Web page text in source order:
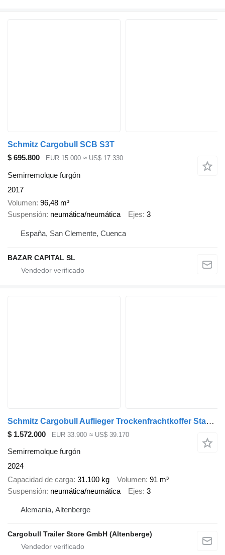
Schmitz Cargobull SCB S3T
$ 695.800
EUR 15.000 ≈ US$ 17.330
Semirremolque furgón
2017
Volumen 96,48 m³
Suspensión neumática/neumática Ejes 3
España, San Clemente, Cuenca
BAZAR CAPITAL SL
Schmitz Cargobull Auflieger Trockenfrachtkoffer Standard Double deck
$ 1.572.000 EUR 33.900 ≈ US$ 39.170
Semirremolque furgón
2024
Capacidad de carga 31.100 kg Volumen 91 m³
Suspensión neumática/neumática Ejes 3
Alemania, Altenberge
Cargobull Trailer Store GmbH (Altenberge)